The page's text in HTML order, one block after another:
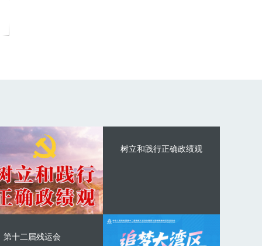
树立和践行正确政绩观
第十二届残运会